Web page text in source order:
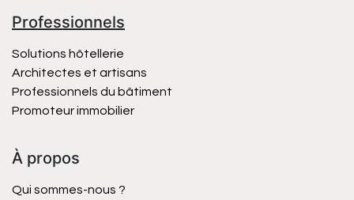
Professionnels
Solutions hôtellerie
Architectes et artisans
Professionnels du bâtiment
Promoteur immobilier
À propos
Qui sommes-nous ?